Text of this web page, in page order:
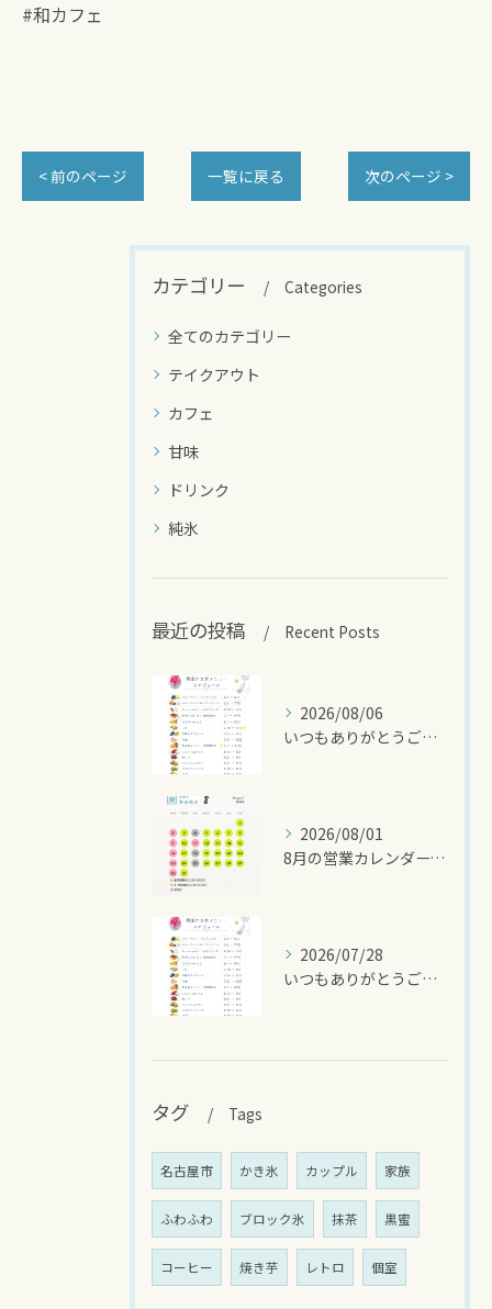
#和カフェ
< 前のページ 一覧に戻る 次のページ >
カテゴリー Categories
全てのカテゴリー
テイクアウト
カフェ
甘味
ドリンク
純氷
最近の投稿 Recent Posts
2026/08/06
いつもありがとうございます🍧
2026/08/01
8月の営業カレンダーです🌻
2026/07/28
いつもありがとうございます
タグ Tags
名古屋市 かき氷 カップル 家族
ふわふわ ブロック氷 抹茶 黒蜜
コーヒー 焼き芋 レトロ 個室